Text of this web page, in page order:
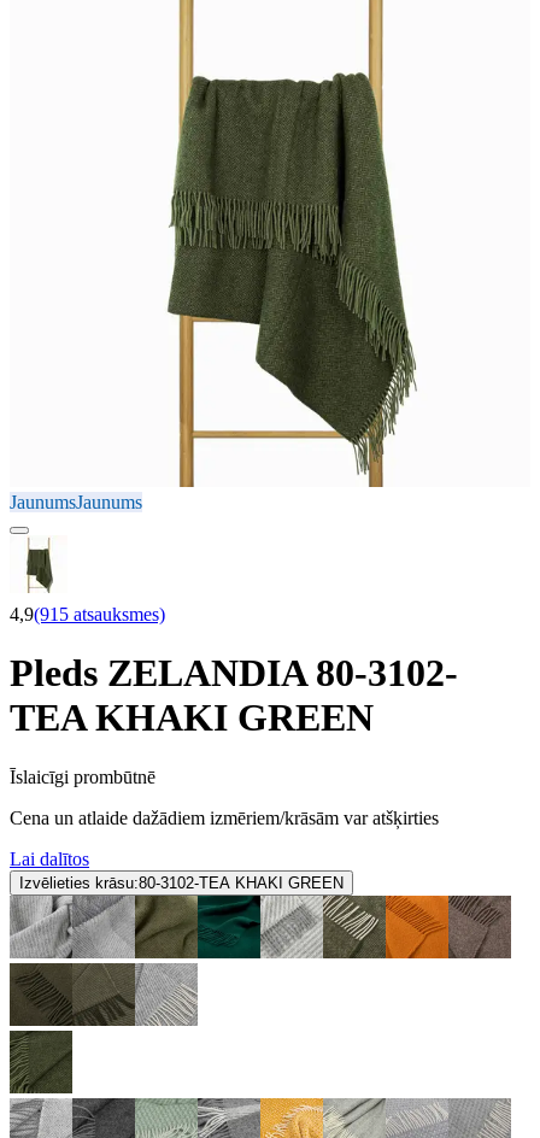
JaunumsJaunums
4,9(915 atsauksmes)
Pleds ZELANDIA 80-3102-
TEA KHAKI GREEN
Īslaicīgi prombūtnē
Cena un atlaide dažādiem izmēriem/krāsām var atšķirties
Lai dalītos
Izvēlieties krāsu:80-3102-TEA KHAKI GREEN